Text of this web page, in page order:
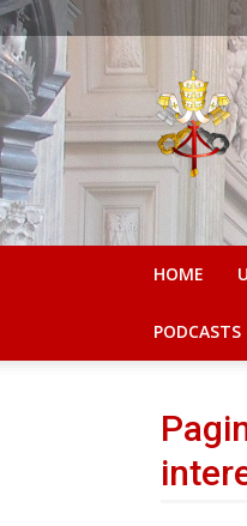
Ufficio
per
la
e
HOME
PODCASTS